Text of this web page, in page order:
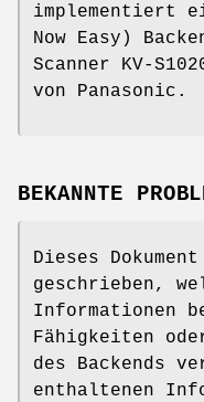
implementiert
Now Easy)
Scanner KV-
von Panasonic.
BEKANNTE
Dieses
geschrieben,
Informationen
Fähigkeiten
des Backends
enthaltenen